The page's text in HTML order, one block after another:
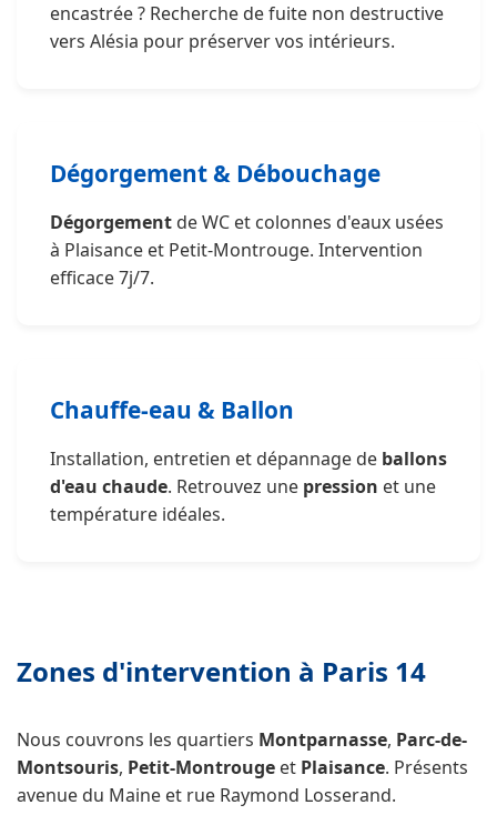
encastrée ? Recherche de fuite non destructive
vers Alésia pour préserver vos intérieurs.
Dégorgement & Débouchage
Dégorgement de WC et colonnes d'eaux usées
à Plaisance et Petit-Montrouge. Intervention
efficace 7j/7.
Chauffe-eau & Ballon
Installation, entretien et dépannage de ballons
d'eau chaude. Retrouvez une pression et une
température idéales.
Zones d'intervention à Paris 14
Nous couvrons les quartiers Montparnasse, Parc-de-
Montsouris, Petit-Montrouge et Plaisance. Présents
avenue du Maine et rue Raymond Losserand.